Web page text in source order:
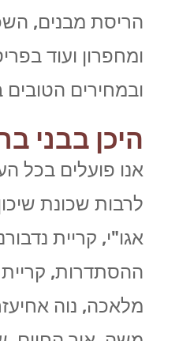
הריסת מבנים,
ומחפרון ועוד
ובמחירים הטובים
היכן בבני
אנו פועלים בכל
לרבות שכונת
אגו"י, קריית
ההסתדרות, קריית
מלאכה, נוה